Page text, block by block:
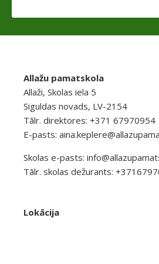
Allažu pamatskola
Allaži, Skolas iela 5
Siguldas novads, LV-2154
Tālr. direktores: +371 67970954
E-pasts:
Skolas e-pasts:
Tālr. skolas dežurants:
Lokācija